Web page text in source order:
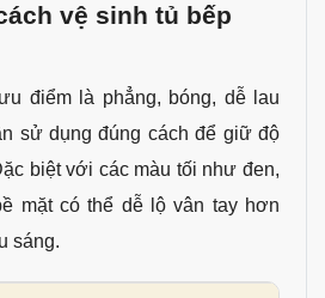
vệ sinh tủ bếp
điểm là phẳng, bóng, dễ lau
sử dụng đúng cách để giữ độ
biệt với các màu tối như đen,
mặt có thể dễ lộ vân tay hơn
sáng.